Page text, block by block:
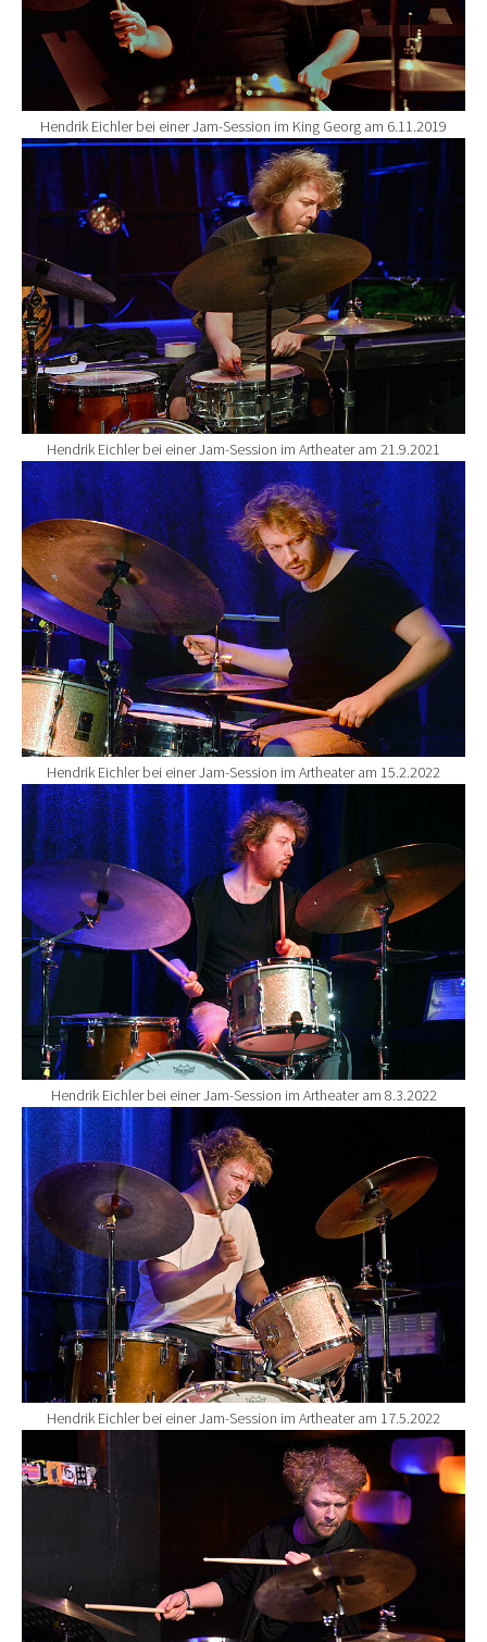
Hendrik Eichler bei einer Jam-Session im King Georg am 6.11.2019
Show larger version for:
Hendrik Eichler bei einer Jam-Session im Artheater am 21.9.2021
Show larger version for:
Hendrik Eichler bei einer Jam-Session im Artheater am 15.2.2022
Show larger version for:
Hendrik Eichler bei einer Jam-Session im Artheater am 8.3.2022
Show larger version for:
Hendrik Eichler bei einer Jam-Session im Artheater am 17.5.2022
Show larger version for: